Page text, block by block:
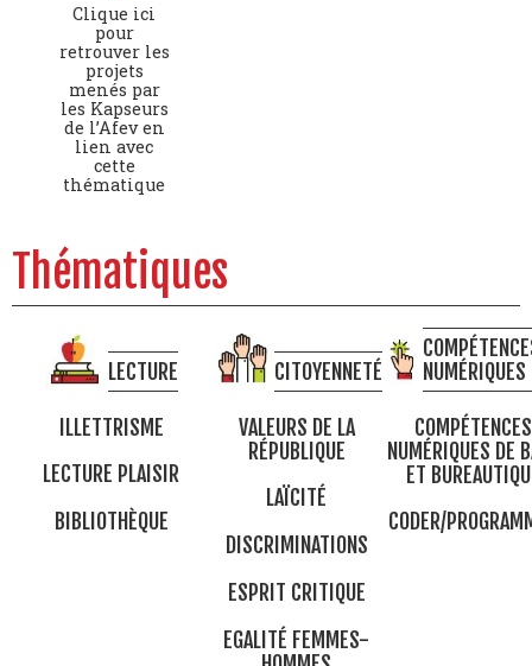
Clique ici
pour
retrouver les
projets
menés par
les Kapseurs
de l’Afev en
lien avec
cette
thématique
Thématiques
LECTURE
ILLETTRISME
LECTURE PLAISIR
BIBLIOTHÈQUE
CITOYENNETÉ
VALEURS DE LA
RÉPUBLIQUE
LAÏCITÉ
DISCRIMINATIONS
ESPRIT CRITIQUE
EGALITÉ FEMMES-
NUMÉRIQUES
COMPÉTENCES
NUMÉRIQUES DE
ET
CODER/